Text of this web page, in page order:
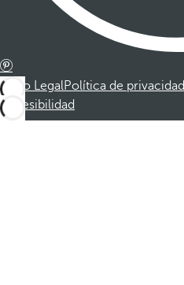
Aviso LegalPolítica de privacidad
Accesibilidad